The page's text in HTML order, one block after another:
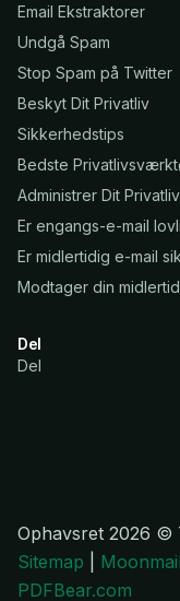
Email Ekstraktorer
Undgå Spam
Stop Spam på Twitter
Beskyt Dit Privatliv
Sikkerhedstips
Bedste
Administrer Dit
Er engangs-e-mail
Er midlertidig e-mail
Modtager din
Del
Del
Ophavsret 2026 ©
Sitemap
PDFBear.com